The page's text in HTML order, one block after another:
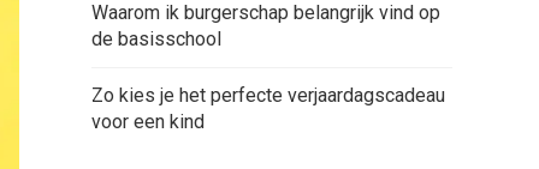
Waarom ik burgerschap belangrijk vind op
de basisschool
Zo kies je het perfecte verjaardagscadeau
voor een kind